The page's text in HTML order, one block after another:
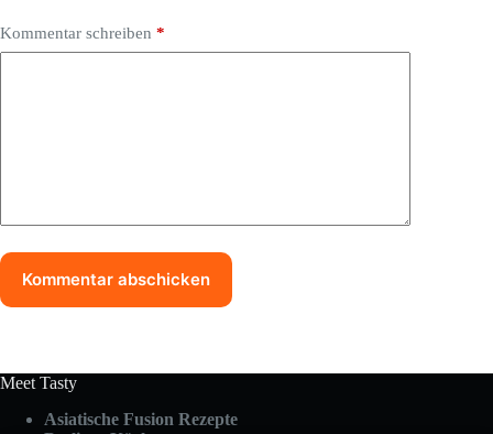
Kommentar schreiben *
Kommentar abschicken
Meet Tasty
Asiatische Fusion Rezepte